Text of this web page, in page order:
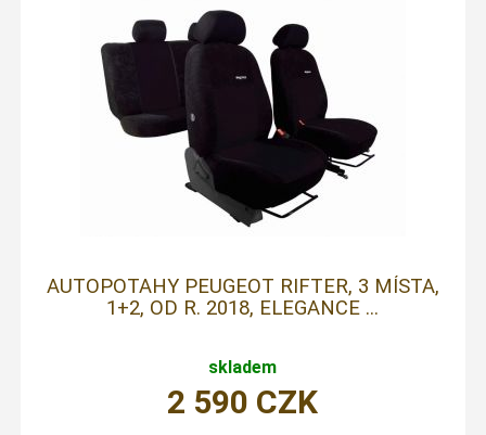
AUTOPOTAHY PEUGEOT RIFTER, 3 MÍSTA,
1+2, OD R. 2018, ELEGANCE ...
skladem
2 590 CZK